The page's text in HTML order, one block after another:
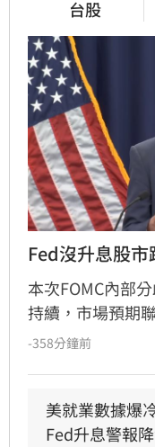
台股
Fed沒升息股
本次FOMC內部
持續，市場預期
高，凱基投信認
搭配內部官員態
在打壓通膨方面
-358分鐘前
美就業數據爆
Fed升息警報